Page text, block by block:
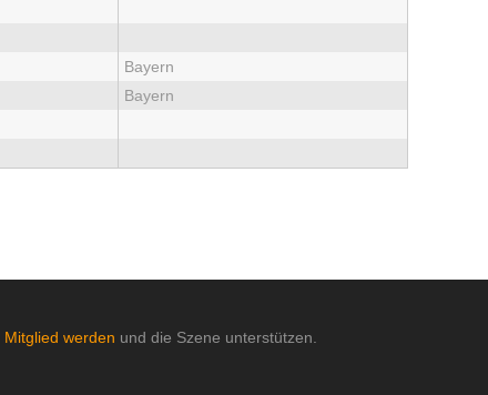
Bayern
Bayern
Mitglied werden und die Szene unterstützen.